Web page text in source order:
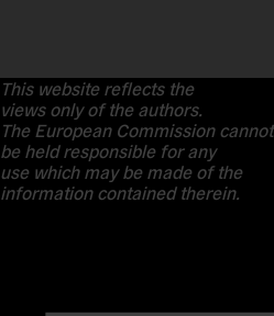
This website reflects the
views only of the authors.
The European Commission cannot
be held responsible for any
use which may be made of the
information contained therein.